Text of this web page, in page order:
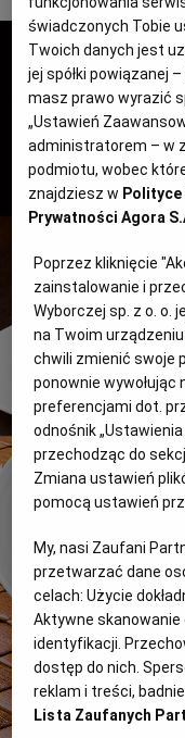
świadczonych Tobie
Twoich danych jest
jej spółki powiązanej
masz prawo wyrazić
„Ustawień
administratorem – w
podmiotu, wobec
znajdziesz w Polityce
Prywatności Agora
Poprzez kliknięcie
zainstalowanie i
Wyborczej sp. z o. o.
na Twoim
chwili zmienić swoje
ponownie
preferencjami dot.
odnośnik
przechodząc do
Zmiana ustawień
pomocą ustawień
My, nasi Zaufani
przetwarzać dane
celach:Użycie
Aktywne
identyfikacji.
dostęp do nich.
reklam i treści,
Lista Zaufanych